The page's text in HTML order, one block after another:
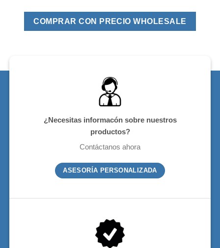
COMPRAR CON PRECIO WHOLESALE
¿Necesitas informacón sobre nuestros
productos?
Contáctanos ahora
ASESORÍA PERSONALIZADA